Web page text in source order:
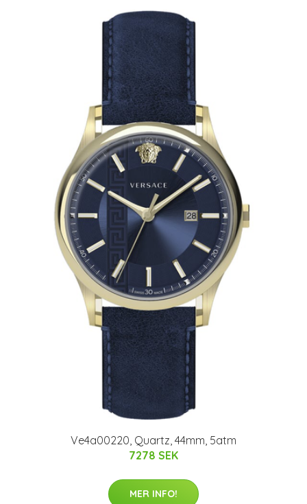
Ve4a00220, Quartz, 44mm, 5atm
7278 SEK
MER INFO!